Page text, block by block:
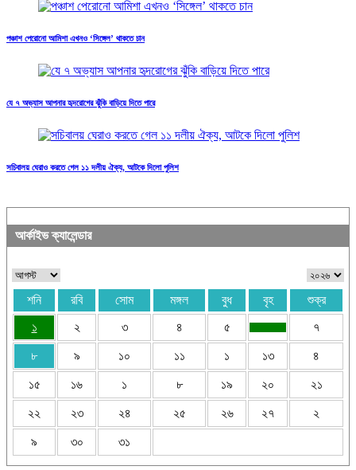
পঞ্চাশ পেরোনো আমিশা এখনও ‘সিঙ্গেল’ থাকতে চান
যে ৭ অভ্যাস আপনার হৃদরোগের ঝুঁকি বাড়িয়ে দিতে পারে
সচিবালয় ঘেরাও করতে গেল ১১ দলীয় ঐক্য, আটকে দিলো পুলিশ
আর্কাইভ ক্যালেন্ডার
শনি রবি সোম মঙ্গল বুধ বৃহ
শুক্র
১
২ ৩ ৪ ৫ ৭
৮ ৯ ১০ ১১ ১ ১৩ ৪
১৫ ১৬ ১ ৮ ১৯ ২০ ২১
২২ ২৩ ২৪ ২৫ ২৬ ২৭ ২
৯ ৩০ ৩১